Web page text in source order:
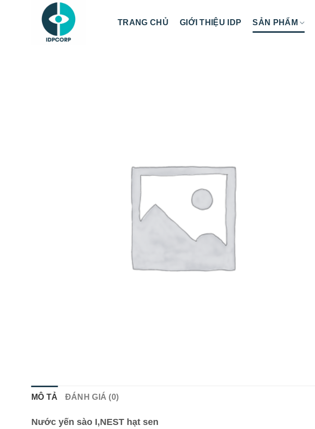
TRANG CHỦ GIỚI THIỆU IDP SẢN PHẨM
MÔ TẢ ĐÁNH GIÁ (0)
Nước yến sào I,NEST hạt sen